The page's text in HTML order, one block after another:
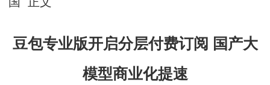
豆包专业版开启分层付费订阅 国产大
模型商业化提速